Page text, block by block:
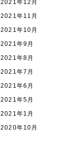
2021年12月
2021年11月
2021年10月
2021年9月
2021年8月
2021年7月
2021年6月
2021年5月
2021年1月
2020年10月